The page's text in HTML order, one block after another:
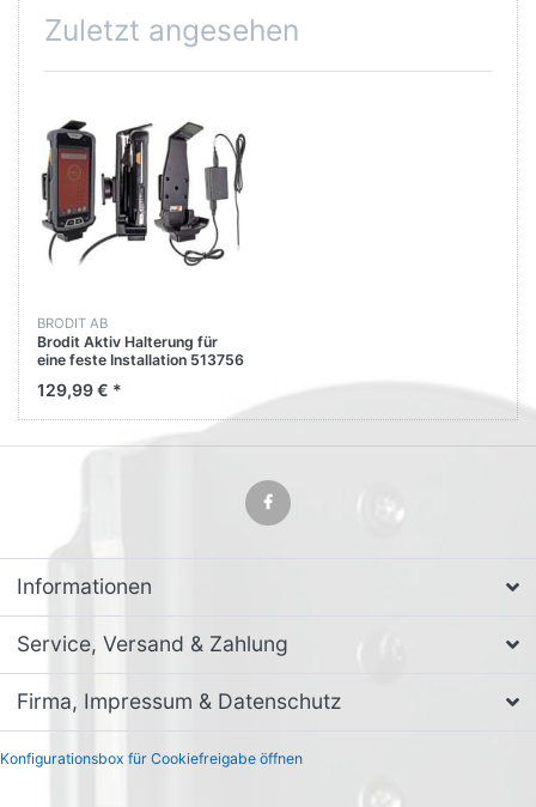
Zuletzt angesehen
BRODIT AB
Brodit Aktiv Halterung für
eine feste Installation 513756
129,99 € *
Informationen
Service, Versand & Zahlung
Firma, Impressum & Datenschutz
Konfigurationsbox für Cookiefreigabe öffnen